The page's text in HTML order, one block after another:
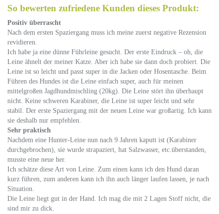
So bewerten zufriedene Kunden dieses Produkt:
Positiv überrascht
Nach dem ersten Spaziergang muss ich meine zuerst negative Rezension
revidieren.
Ich habe ja eine dünne Führleine gesucht. Der erste Eindruck – oh, die
Leine ähnelt der meiner Katze. Aber ich habe sie dann doch probiert. Die
Leine ist so leicht und passt super in die Jacken oder Hosentasche. Beim
Führen des Hundes ist die Leine einfach super, auch für meinen
mittelgroßen Jagdhundmischling (20kg). Die Leine stört ihn überhaupt
nicht. Keine schweren Karabiner, die Leine ist super leicht und sehr
stabil. Der erste Spaziergang mit der neuen Leine war großartig. Ich kann
sie deshalb nur empfehlen.
Sehr praktisch
Nachdem eine Hunter-Leine nun nach 9 Jahren kaputt ist (Karabiner
durchgebrochen), sie wurde strapaziert, hat Salzwasser, etc.überstanden,
musste eine neue her.
Ich schätze diese Art von Leine. Zum einen kann ich den Hund daran
kurz führen, zum anderen kann ich ihn auch länger laufen lassen, je nach
Situation.
Die Leine liegt gut in der Hand. Ich mag die mit 2 Lagen Stoff nicht, die
sind mir zu dick.